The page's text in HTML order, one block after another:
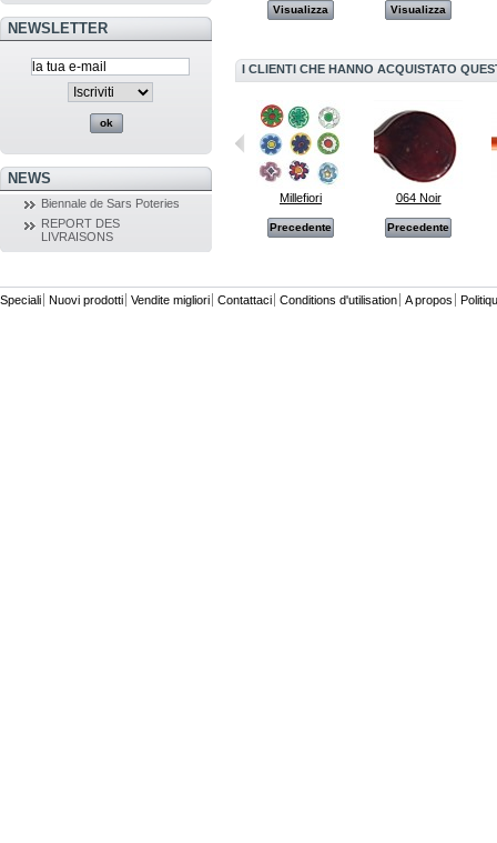
NEWSLETTER
NEWS
Biennale de Sars Poteries
REPORT DES
LIVRAISONS
Visualizza Visualizza
I CLIENTI CHE HANNO ACQUISTATO
F004 cristallo
Precedente
064 Noir Millefiori
Precedente
064 Noir
Precedente
Speciali Nuovi prodotti Vendite migliori Contattaci Conditions d'utilisation A propos